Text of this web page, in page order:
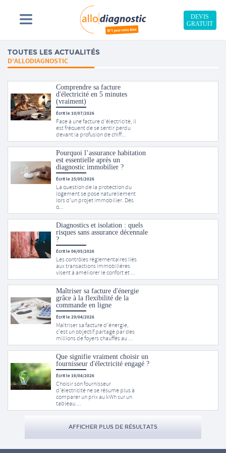
DEVIS
GRATUIT
TOUTES LES ACTUALITÉS
D'ALLODIAGNOSTIC
Comprendre sa facture
d'électricité en 5 minutes
(vraiment)
Écrit le 10/07/2026
Face à une facture d’électricité, il
est fréquent de se sentir perdu
devant la profusion de chiff...
Pourquoi l’assurance habitation
est essentielle après un
diagnostic immobilier ?
Écrit le 25/05/2026
La question de la protection du
logement se pose naturellement
lors d’un projet immobilier. Dès
q...
Diagnostics et isolation : quels
risques sans assurance décennale
?
Écrit le 06/05/2026
Les contrôles réglementaires liés
aux transactions immobilières
visent à améliorer le confort et ...
Maîtriser sa facture d'énergie
grâce à la flexibilité de la
commande en ligne
Écrit le 29/04/2026
Maîtriser sa facture d'énergie,
c'est un objectif partagé par des
millions de foyers chauffés au ...
Que signifie vraiment choisir un
fournisseur d'électricité engagé ?
Écrit le 16/04/2026
Choisir son fournisseur
d'électricité ne se résume plus à
comparer un prix au kWh sur un
tableau....
AFFICHER PLUS DE RÉSULTATS